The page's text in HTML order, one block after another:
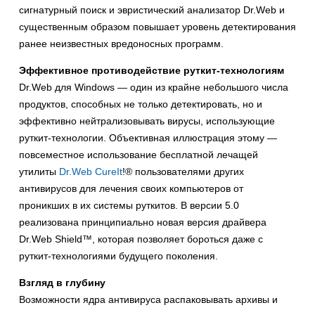
сигнатурный поиск и эвристический анализатор Dr.Web и
существенным образом повышает уровень детектирования
ранее неизвестных вредоносных программ.
Эффективное противодействие руткит-технологиям
Dr.Web для Windows — один из крайне небольшого числа
продуктов, способных не только детектировать, но и
эффективно нейтрализовывать вирусы, использующие
руткит-технологии. Объективная иллюстрация этому —
повсеместное использование бесплатной лечащей
утилиты Dr.Web CureIt!® пользователями других
антивирусов для лечения своих компьютеров от
проникших в их системы руткитов. В версии 5.0
реализована принципиально новая версия драйвера
Dr.Web Shield™, которая позволяет бороться даже с
руткит-технологиями будущего поколения.
Взгляд в глубину
Возможности ядра антивируса распаковывать архивы и